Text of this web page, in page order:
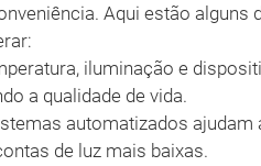
Aqui estão alguns
iluminação e
a qualidade de vida.
automatizados ajudam
de luz mais baixas.